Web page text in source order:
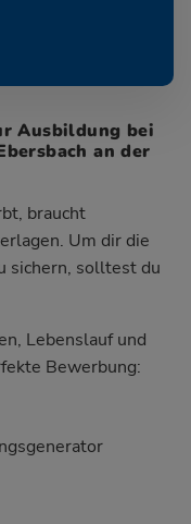
Ausbildung bei
an der
braucht
Um dir die
sichern, solltest du
Lebenslauf und
Bewerbung: